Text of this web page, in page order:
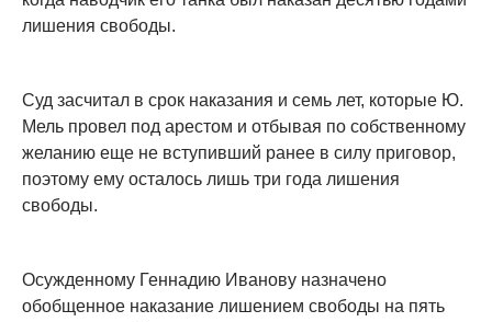
лишения свободы.
Суд засчитал в срок наказания и семь лет, которые Ю.
Мель провел под арестом и отбывая по собственному
желанию еще не вступивший ранее в силу приговор,
поэтому ему осталось лишь три года лишения
свободы.
Осужденному Геннадию Иванову назначено
обобщенное наказание лишением свободы на пять